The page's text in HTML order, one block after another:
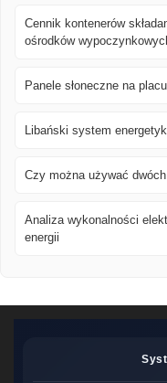
Cennik kontenerów
ośrodków
Panele słoneczne na
Libański system
Czy można używać
Analiza wykonalności
energii